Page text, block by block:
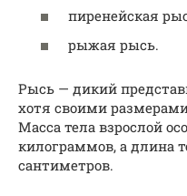
пиренейская
рыжая рысь.
Рысь — дикий
хотя своими
Масса тела взрослой
килограммов, а длина
сантиметров.